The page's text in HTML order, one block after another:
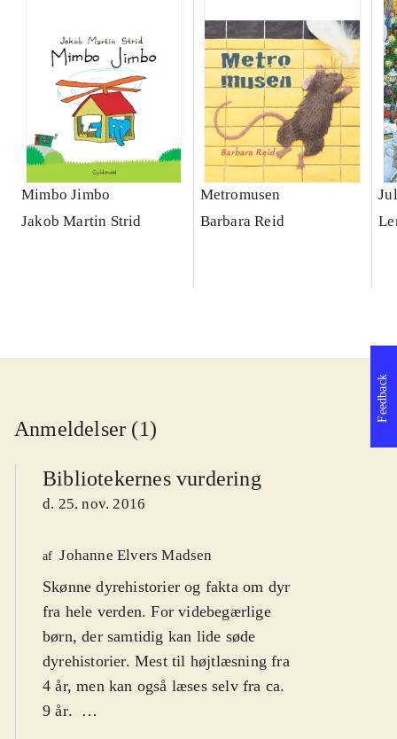
Mimbo Jimbo
Jakob Martin Strid
Metromusen
Barbara Reid
Anmeldelser (1)
Bibliotekernes vurdering
d. 25. nov. 2016
af Johanne Elvers Madsen
Skønne dyrehistorier og fakta om dyr
fra hele verden. For videbegærlige
børn, der samtidig kan lide søde
dyrehistorier. Mest til højtlæsning fra
4 år, men kan også læses selv fra ca.
9 år.
Feedback